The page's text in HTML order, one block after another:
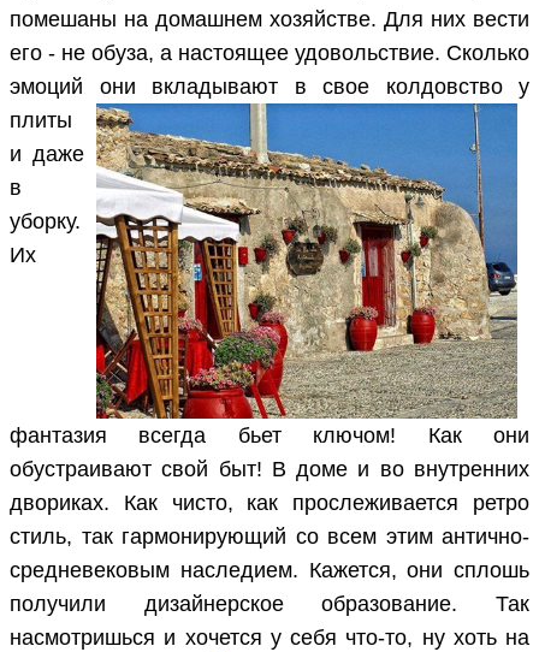
помешаны на домашнем хозяйстве. Для них вести
его - не обуза, а настоящее удовольствие. Сколько
эмоций они вкладывают в свое колдовство у
плиты
и даже
в
уборку.
Их
фантазия всегда бьет ключом! Как они
обустраивают свой быт! В доме и во внутренних
двориках. Как чисто, как прослеживается ретро
стиль, так гармонирующий со всем этим антично-
средневековым наследием. Кажется, они сплошь
получили дизайнерское образование. Так
насмотришься и хочется у себя что-то, ну хоть на